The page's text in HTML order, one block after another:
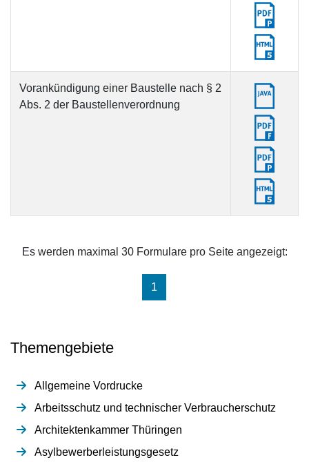
Vorankündigung einer Baustelle nach § 2
Abs. 2 der Baustellenverordnung
Es werden maximal 30 Formulare pro Seite angezeigt:
1
Themengebiete
Allgemeine Vordrucke
Arbeitsschutz und technischer Verbraucherschutz
Architektenkammer Thüringen
Asylbewerberleistungsgesetz